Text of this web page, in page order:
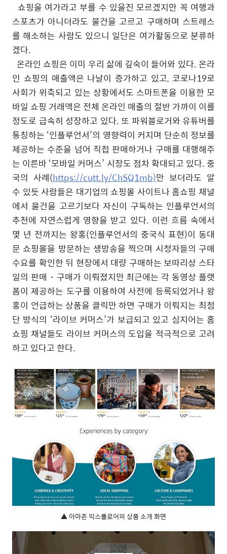
쇼핑을 여가라고 부를 수 있을진 모르겠지만 꼭 여행과
스포츠가 아니더라도 물건을 고르고 구매하며 스트레스
를 해소하는 사람도 있으니 일단은 여가활동으로 분류하
겠다.
온라인 쇼핑은 이미 우리 삶에 깊숙이 들어와 있다. 온라
인 쇼핑의 매출액은 나날이 증가하고 있고, 코로나19로
사회가 위축되고 있는 상황에서도 스마트폰을 이용한 모
바일 쇼핑 거래액은 전체 온라인 매출의 절반 가까이 이를
정도로 급속히 성장하고 있다. 또 파워블로거와 유튜버를
통칭하는 ‘인플루언서’의 영향력이 커지며 단순히 정보를
제공하는 수준을 넘어 직접 판매하거나 구매를 대행해주
는 이른바‘모바일 커머스’ 시장도 점차 확대되고 있다. 중
국의 사례(https://cutt.ly/ChSQ1mb)만 보더라도 알
수 있듯 사람들은 대기업의 쇼핑몰 사이트나 홈쇼핑 채널
에서 물건을 고르기보다 자신이 구독하는 인플루언서의
추천에 자연스럽게 영향을 받고 있다. 이런 흐름 속에서
몇 년 전까지는 왕홍(인플루언서의 중국식 표현)이 동대
문 쇼핑몰을 방문하는 생방송을 찍으며 시청자들의 구매
수요를 확인한 뒤 현장에서 대량 구매하는 보따리상 스타
일의 판매 ・ 구매가 이뤄졌지만 최근에는 각 동영상 플랫
폼이 제공하는 도구를 이용하여 사전에 등록되었거나 왕
홍이 언급하는 상품을 클릭만 하면 구매가 이뤄지는 최첨
단 방식의 ‘라이브 커머스’가 보급되고 있고 심지어는 홈
쇼핑 채널들도 라이브 커머스의 도입을 적극적으로 고려
하고 있다고 한다.
▲ 아마존 익스플로어의 상품 소개 화면